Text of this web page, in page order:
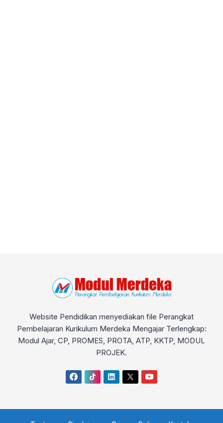
Website Pendidikan menyediakan file Perangkat
Pembelajaran Kurikulum Merdeka Mengajar Terlengkap:
Modul Ajar, CP, PROMES, PROTA, ATP, KKTP, MODUL
PROJEK.